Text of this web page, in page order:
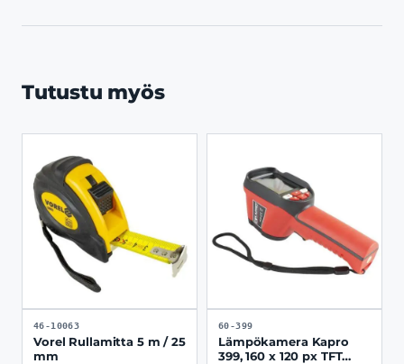
Tutustu myös
46-10063
Vorel Rullamitta 5 m / 25
mm
60-399
Lämpökamera Kapro
399, 160 x 120 px TFT